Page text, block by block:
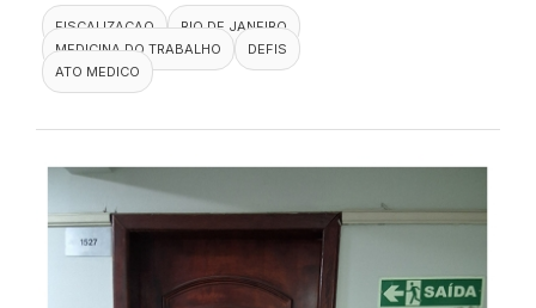
FISCALIZACAO
RIO DE JANEIRO
MEDICINA DO TRABALHO
DEFIS
ATO MEDICO